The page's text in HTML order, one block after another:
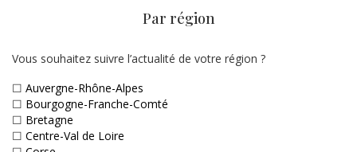
Par région
Vous souhaitez suivre l’actualité de votre région ?
☐ Auvergne-Rhône-Alpes
☐ Bourgogne-Franche-Comté
☐ Bretagne
☐ Centre-Val de Loire